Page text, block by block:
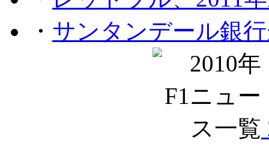
・ サンタンデール銀